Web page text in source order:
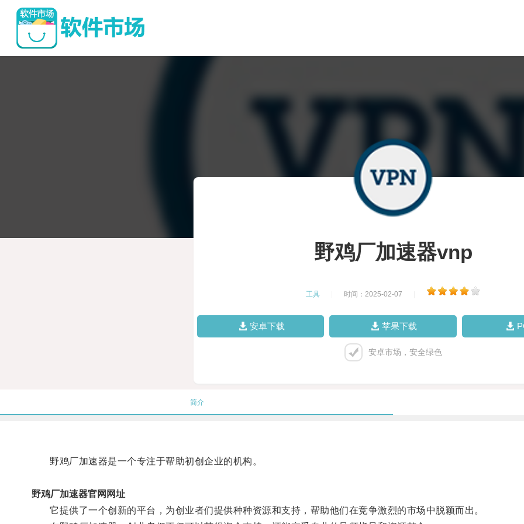
野鸡厂加速器vnp
工具 时间：2025-02-07
安卓下载 苹果下载
安卓市场，安全绿色
简介
野鸡厂加速器是一个专注于帮助初创企业的机构。
野鸡厂加速器官网网址
它提供了一个创新的平台，为创业者们提供种种资源和支持，帮助他们在竞争激烈的市场中脱颖而出。